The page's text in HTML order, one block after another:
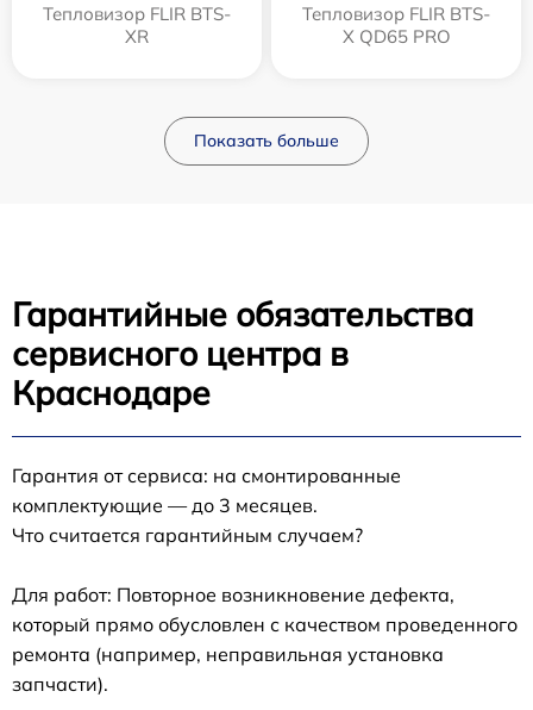
Тепловизор FLIR BTS-
XR
Тепловизор FLIR BTS-
X QD65 PRO
Показать больше
Гарантийные обязательства
сервисного центра в
Краснодаре
Гарантия от сервиса: на смонтированные
комплектующие — до 3 месяцев.
Что считается гарантийным случаем?
Для работ: Повторное возникновение дефекта,
который прямо обусловлен с качеством проведенного
ремонта (например, неправильная установка
запчасти).